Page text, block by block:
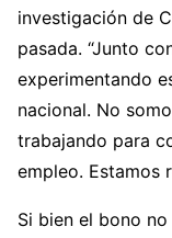
investigación de
pasada. “Junto
experimentando
nacional. No
trabajando para
empleo. Estamos
Si bien el bono